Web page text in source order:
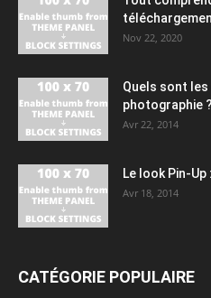
Nov 22, 2020
Quels sont
photographie ?
Avr 22, 2014
Le look Pin-
Avr 18, 2014
CATÉGORIE POPULAIRE